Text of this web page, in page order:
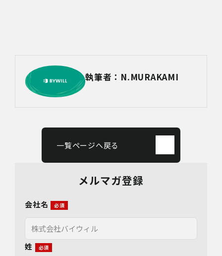
執筆者：N.MURAKAMI
一覧ページへ戻る
メルマガ登録
会社名
姓